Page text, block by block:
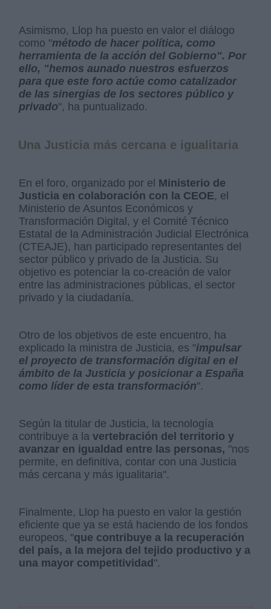
Asimismo, Llop ha puesto en valor el diálogo
como "método de hacer política, como
herramienta de la acción del Gobierno". Por
ello, "hemos aunado nuestros esfuerzos
para que este foro actúe como catalizador
de las sinergias de los sectores público y
privado", ha puntualizado.
Una Justicia más cercana e igualitaria
En el foro, organizado por el Ministerio de
Justicia en colaboración con la CEOE, el
Ministerio de Asuntos Económicos y
Transformación Digital, y el Comité Técnico
Estatal de la Administración Judicial Electrónica
(CTEAJE), han participado representantes del
sector público y privado de la Justicia. Su
objetivo es potenciar la co-creación de valor
entre las administraciones públicas, el sector
privado y la ciudadanía.
Otro de los objetivos de este encuentro, ha
explicado la ministra de Justicia, es "impulsar
el proyecto de transformación digital en el
ámbito de la Justicia y posicionar a España
como líder de esta transformación".
Según la titular de Justicia, la tecnología
contribuye a lavertebración del territorio y
avanzar en igualdad entre las personas, "nos
permite, en definitiva, contar con una Justicia
más cercana y más igualitaria".
Finalmente, Llop ha puesto en valor la gestión
eficiente que ya se está haciendo de los fondos
europeos, "que contribuye a la recuperación
del país, a la mejora del tejido productivo y a
una mayor competitividad ".